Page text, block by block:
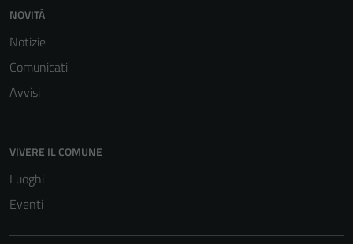
NOVITÀ
Notizie
Comunicati
Avvisi
VIVERE IL COMUNE
Luoghi
Eventi
Tecnici
possono